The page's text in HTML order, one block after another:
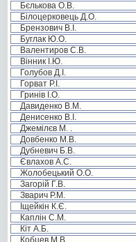
Бєлькова О.В.
Білоцерковець Д.О.
Брензович В.І.
Буглак Ю.О.
Валентиров С.В.
Вінник І.Ю.
Голубов Д.І.
Горват Р.І.
Гринів І.О.
Давиденко В.М.
Денисенко В.І.
Джемілєв М. .
Довбенко М.В.
Дубневич Б.В.
Євлахов А.С.
Жолобецький О.О.
Загорій Г.В.
Зварич Р.М.
Іщейкін К.Є.
Каплін С.М.
Кіт А.Б.
Кобцев М.В.